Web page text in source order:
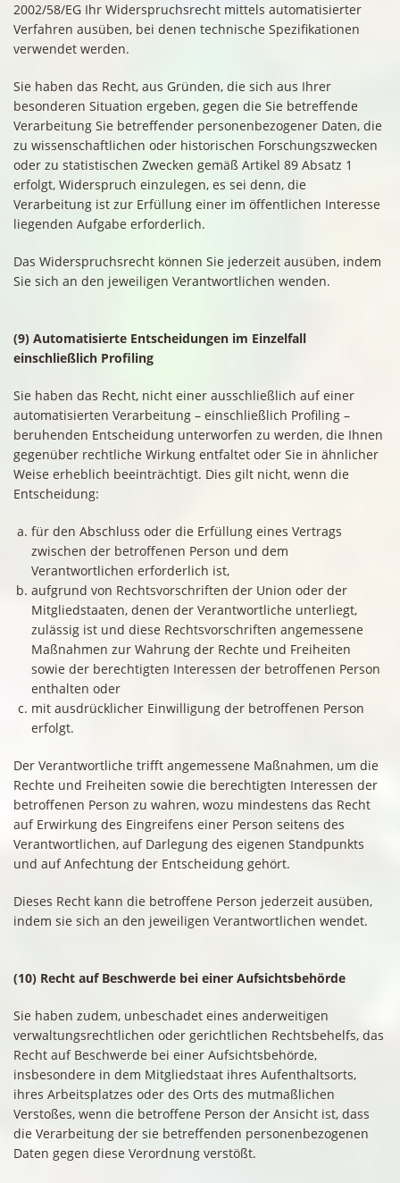
2002/58/EG Ihr Widerspruchsrecht mittels automatisierter
Verfahren ausüben, bei denen technische Spezifikationen
verwendet werden.
Sie haben das Recht, aus Gründen, die sich aus Ihrer
besonderen Situation ergeben, gegen die Sie betreffende
Verarbeitung Sie betreffender personenbezogener Daten, die
zu wissenschaftlichen oder historischen Forschungszwecken
oder zu statistischen Zwecken gemäß Artikel 89 Absatz 1
erfolgt, Widerspruch einzulegen, es sei denn, die
Verarbeitung ist zur Erfüllung einer im öffentlichen Interesse
liegenden Aufgabe erforderlich.
Das Widerspruchsrecht können Sie jederzeit ausüben, indem
Sie sich an den jeweiligen Verantwortlichen wenden.
(9) Automatisierte Entscheidungen im Einzelfall
einschließlich Profiling
Sie haben das Recht, nicht einer ausschließlich auf einer
automatisierten Verarbeitung – einschließlich Profiling –
beruhenden Entscheidung unterworfen zu werden, die Ihnen
gegenüber rechtliche Wirkung entfaltet oder Sie in ähnlicher
Weise erheblich beeinträchtigt. Dies gilt nicht, wenn die
Entscheidung:
für den Abschluss oder die Erfüllung eines Vertrags
zwischen der betroffenen Person und dem
Verantwortlichen erforderlich ist,
aufgrund von Rechtsvorschriften der Union oder der
Mitgliedstaaten, denen der Verantwortliche unterliegt,
zulässig ist und diese Rechtsvorschriften angemessene
Maßnahmen zur Wahrung der Rechte und Freiheiten
sowie der berechtigten Interessen der betroffenen Person
enthalten oder
mit ausdrücklicher Einwilligung der betroffenen Person
erfolgt.
Der Verantwortliche trifft angemessene Maßnahmen, um die
Rechte und Freiheiten sowie die berechtigten Interessen der
betroffenen Person zu wahren, wozu mindestens das Recht
auf Erwirkung des Eingreifens einer Person seitens des
Verantwortlichen, auf Darlegung des eigenen Standpunkts
und auf Anfechtung der Entscheidung gehört.
Dieses Recht kann die betroffene Person jederzeit ausüben,
indem sie sich an den jeweiligen Verantwortlichen wendet.
(10) Recht auf Beschwerde bei einer Aufsichtsbehörde
Sie haben zudem, unbeschadet eines anderweitigen
verwaltungsrechtlichen oder gerichtlichen Rechtsbehelfs, das
Recht auf Beschwerde bei einer Aufsichtsbehörde,
insbesondere in dem Mitgliedstaat ihres Aufenthaltsorts,
ihres Arbeitsplatzes oder des Orts des mutmaßlichen
Verstoßes, wenn die betroffene Person der Ansicht ist, dass
die Verarbeitung der sie betreffenden personenbezogenen
Daten gegen diese Verordnung verstößt.